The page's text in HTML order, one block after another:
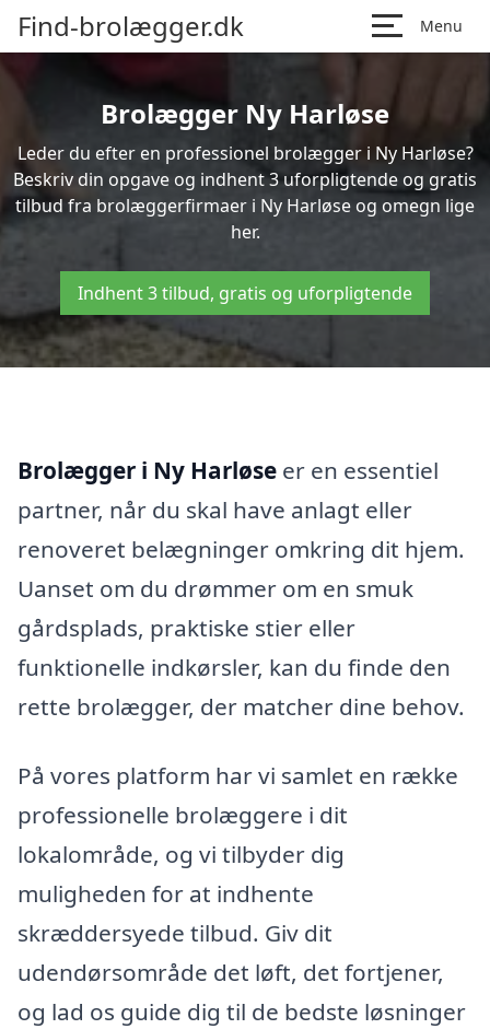
Find-brolægger.dk Menu
Brolægger Ny Harløse
Leder du efter en professionel brolægger i Ny Harløse?
Beskriv din opgave og indhent 3 uforpligtende og gratis
tilbud fra brolæggerfirmaer i Ny Harløse og omegn lige
her.
Indhent 3 tilbud, gratis og uforpligtende
Brolægger i Ny Harløse er en essentiel
partner, når du skal have anlagt eller
renoveret belægninger omkring dit hjem.
Uanset om du drømmer om en smuk
gårdsplads, praktiske stier eller
funktionelle indkørsler, kan du finde den
rette brolægger, der matcher dine behov.
På vores platform har vi samlet en række
professionelle brolæggere i dit
lokalområde, og vi tilbyder dig
muligheden for at indhente
skræddersyede tilbud. Giv dit
udendørsområde det løft, det fortjener,
og lad os guide dig til de bedste løsninger